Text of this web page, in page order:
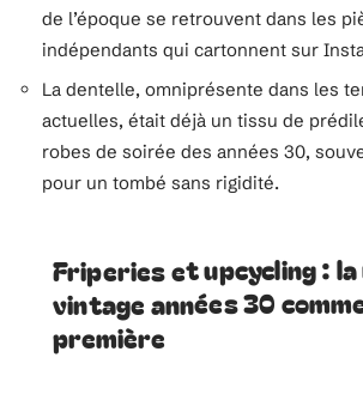
de l’époque se retrouvent dans les
indépendants qui cartonnent sur
La dentelle, omniprésente dans les
actuelles, était déjà un tissu de
robes de soirée des années 30,
pour un tombé sans rigidité.
Friperies et upcycling :
vintage années 30
première